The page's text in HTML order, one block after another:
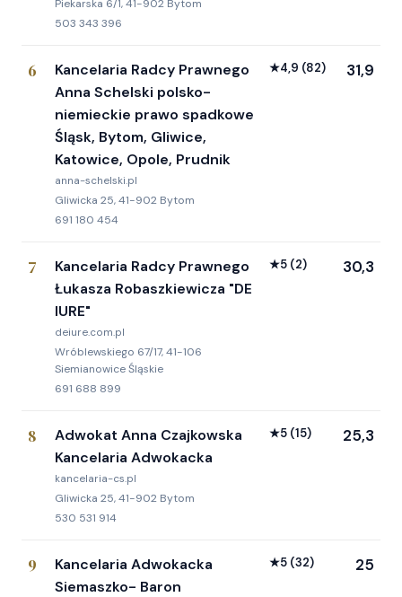
Piekarska 6/1, 41-902 Bytom
503 343 396
6
Kancelaria Radcy Prawnego
Anna Schelski polsko-
niemieckie prawo spadkowe
Śląsk, Bytom, Gliwice,
Katowice, Opole, Prudnik
anna-schelski.pl
Gliwicka 25, 41-902 Bytom
691 180 454
★4,9 (82) 31,9
7
Kancelaria Radcy Prawnego
Łukasza Robaszkiewicza "DE
IURE"
deiure.com.pl
Wróblewskiego 67/17, 41-106
Siemianowice Śląskie
691 688 899
★5 (2) 30,3
8
Adwokat Anna Czajkowska
Kancelaria Adwokacka
kancelaria-cs.pl
Gliwicka 25, 41-902 Bytom
530 531 914
★5 (15) 25,3
9
Kancelaria Adwokacka
Siemaszko- Baron
★5 (32) 25